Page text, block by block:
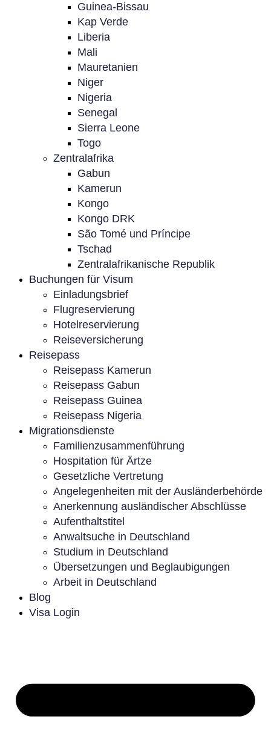
Guinea-Bissau
Kap Verde
Liberia
Mali
Mauretanien
Niger
Nigeria
Senegal
Sierra Leone
Togo
Zentralafrika
Gabun
Kamerun
Kongo
Kongo DRK
São Tomé und Príncipe
Tschad
Zentralafrikanische Republik
Buchungen für Visum
Einladungsbrief
Flugreservierung
Hotelreservierung
Reiseversicherung
Reisepass
Reisepass Kamerun
Reisepass Gabun
Reisepass Guinea
Reisepass Nigeria
Migrationsdienste
Familienzusammenführung
Hospitation für Ärtze
Gesetzliche Vertretung
Angelegenheiten mit der Ausländerbehörde
Anerkennung ausländischer Abschlüsse
Aufenthaltstitel
Anwaltsuche in Deutschland
Studium in Deutschland
Übersetzungen und Beglaubigungen
Arbeit in Deutschland
Blog
Visa Login